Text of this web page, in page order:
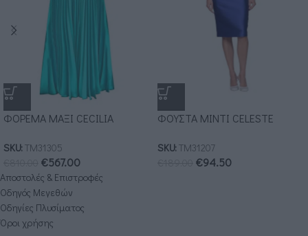
ΦΟΡΕΜΑ ΜΑΞΙ CECILIA
SKU:ΤΜ31305
€567.00
ΦΟΥΣΤΑ ΜΙΝΤΙ CELESTE
SKU:ΤΜ31207
€94.50
Αποστολές & Επιστροφές
Οδηγός Μεγεθών
Οδηγίες Πλυσίματος
Όροι χρήσης